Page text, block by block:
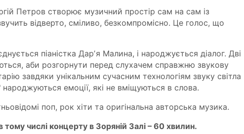
Петров створює музичний простір сам на сам із
відверто, сміливо, безкомпромісно. Це голос, що
піаністка Дарʼя Малина, і народжується діалог. Дві
аби розгорнути перед слухачем справжню звукову
завдяки унікальним сучасним технологіям звуку світла
емоції, які не вміщуються в слова.
поп, рок хіти та оригінальна авторська музика.
числі концерту в Зоряній Залі – 60 хвилин.